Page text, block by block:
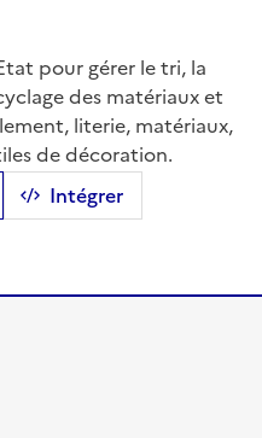
Intégrer
pour gérer le tri, la
des matériaux et
literie, matériaux,
de décoration.